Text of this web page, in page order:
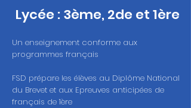
Lycée : 3ème, 2de et 1ère
Un enseignement conforme aux
programmes français
FSD prépare les élèves au Diplôme National
du Brevet et aux Epreuves anticipées de
français de 1ère